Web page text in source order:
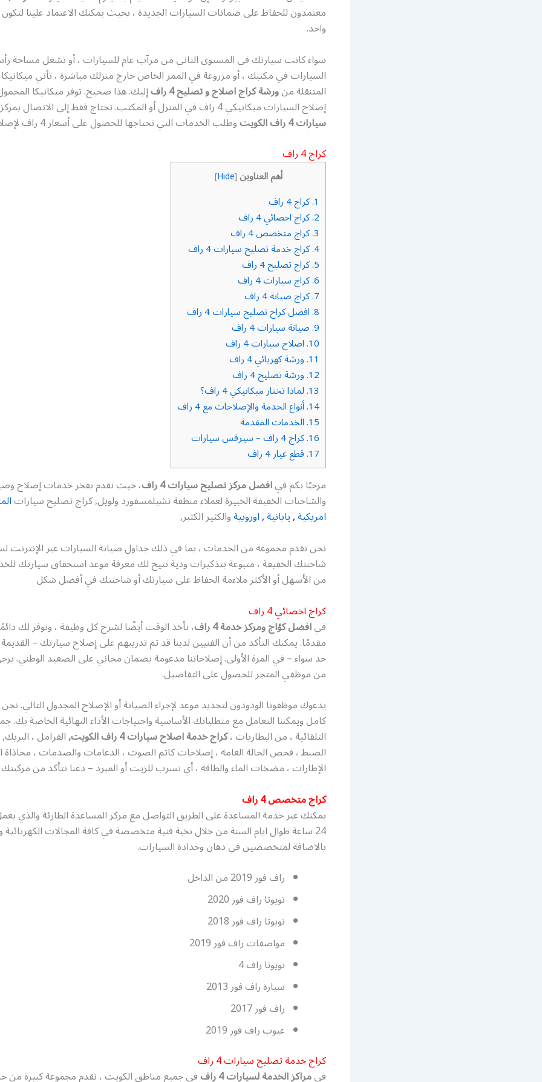
معتمدون للحفاظ على ضمانات السيارات الجديدة ، بحيث يمكنك الاعتماد علينا
واحد.
سواء كانت سيارتك في المستوى الثاني من مرآب عام للسيارات ، أو تشغل مساحة
المتنقلة منورشة كراج اصلاج و تصليح 4 راف إليك. هذا صحيح. توفر ميكانيكا
إصلاح السيارات ميكانيكي 4 راف في المنزل أو المكتب. تحتاج فقط إلى الاتصال بمركز
سيارات 4 راف الكويت
وطلب الخدمات التي تحتاجها للحصول على أسعار 4 راف لإصلاح السيارات.
كراج 4 راف
أهم العناوين [
Hide
]
1. كراج 4 راف
2. كراج اخصائي 4 راف
3. كراج متخصص 4 راف
4. كراج خدمة تصليح سيارات 4 راف
5. كراج تصليح 4 راف
6. كراج سيارات 4 راف
7. كراج صيانة 4 راف
8. افضل كراح تصليح سيارات 4 راف
9. صيانة سيارات 4 راف
10. اصلاح سيارات 4 راف
11. ورشة كهريائي 4 راف
12. ورشة تصليح 4 راف
13. لماذا تختار ميكانيكي 4 راف؟
14. أنواع الخدمة والإصلاحات مع 4 راف
15. الخدمات المقدمة
16. كراج 4 راف – سيرفس سيارات
17. قطع غيار 4 راف
مرحبًا بكم فيافضل مركز تصليح سيارات 4 راف ، حيث نقدم بفخر خدمات إصلاح
والشاحنات الخفيفة الخبيرة لعملاء منطقة تشيلمسفورد ولويل, كراج تصليح سيارات
امريكية,يابانية,اوروبيةوالكثير الكثبر,
نحن نقدم مجموعة من الخدمات ، بما في ذلك جداول صيانة السيارات عبر الإنترنت
شاحنتك الخفيفة ، متبوعة بتذكيرات ودية تتيح لك معرفة موعد استحقاق سيارتك
من الأسهل أو الأكثر ملاءمة الحفاظ على سيارتك أو شاحنتك في أفضل شكل
كراج اخصائي 4 راف
فيافضل كؤاج ومركز خدمة 4 راف ، نأخذ الوقت أيضًا لشرح كل وظيفة ، ونوفر لك
مقدمًا. يمكنك التأكد من أن الفنيين لدينا قد تم تدريبهم على إصلاح سيارتك –
حد سواء – في المرة الأولى. إصلاحاتنا مدعومة بضمان مجاني على الصعيد الوطني.
من موظفي المتجر للحصول على التفاصيل.
يدعوك موظفونا الودودون لتحديد موعد لإجراء الصيانة أو الإصلاح المجدول التالي.
كامل ويمكننا التعامل مع متطلباتك الأساسية واحتياجات الأداء النهائية الخاصة بك.
التلقائية ، من البطاريات ،كراج خدمة اصلاح سيارات 4 راف الكويت, الفرامل ،
الضبط ، فحص الحالة العامة ، إصلاحات كاتم الصوت ، الدعامات والصدمات ، محاذاة
الإطارات ، مضخات الماء والطاقة ، أي تسرب للزيت أو المبرد – دعنا نتأكد من
كراج متخصص 4 راف
يمكنك عبر خدمة المساعدة على الطريق التواصل مع مركز المساعدة الطارئة والذي
24 ساعة طوال ايام السنة من خلال نخبة فنية متخصصة في كافة المجالات الكهربائية
بالاضافة لمتخصصين في دهان وحدادة السيارات.
راف فور 2019 من الداخل
تويوتا راف فور 2020
تويوتا راف فور 2018
مواصفات راف فور 2019
تويوتا راف 4
سيارة راف فور 2013
راف فور 2017
عيوب راف فور 2019
كراج خدمة تصليح سيارات 4 راف
فيمراكز الخدمة لسيارات 4 راف في جميع مناطق الكويت ، نقدم مجموعة كبيرة من